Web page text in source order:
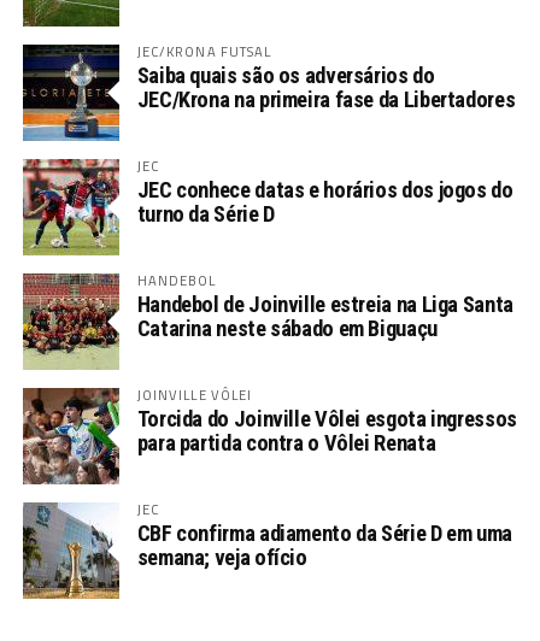
JEC/KRONA FUTSAL
Saiba quais são os adversários do
JEC/Krona na primeira fase da Libertadores
JEC
JEC conhece datas e horários dos jogos do
turno da Série D
HANDEBOL
Handebol de Joinville estreia na Liga Santa
Catarina neste sábado em Biguaçu
JOINVILLE VÔLEI
Torcida do Joinville Vôlei esgota ingressos
para partida contra o Vôlei Renata
JEC
CBF confirma adiamento da Série D em uma
semana; veja ofício